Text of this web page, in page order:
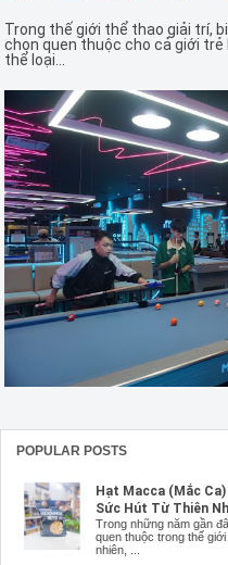
Trong thế giới thể thao giải trí,
chọn quen thuộc cho cả giới trẻ
thể loại...
POPULAR POSTS
Hạt Macca (Mắc
Sức Hút Từ Thiên
Trong những năm gần
quen thuộc trong thế
nhiên, ...